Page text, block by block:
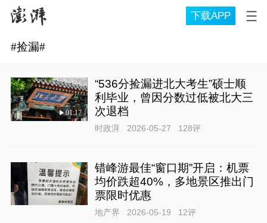
下载APP
#捡漏#
01:17
“536分捡漏进北大考生”硕士顺
利毕业，曾因分数过低被北大三
次退档
时政湃 2026-05-27 128评
错峰游最佳“窗口期”开启：机票
均价跌超40%，多地景区推出门
票限时优惠
地产界 2026-05-19 12评